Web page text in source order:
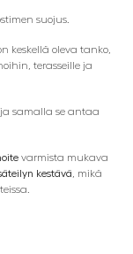
suojus.
keskellä oleva tanko,
terasseille ja
samalla se antaa
varmista mukava
kestävä , mikä